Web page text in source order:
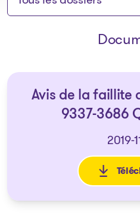
Avis de la faillite
9337-3686
2019-
: